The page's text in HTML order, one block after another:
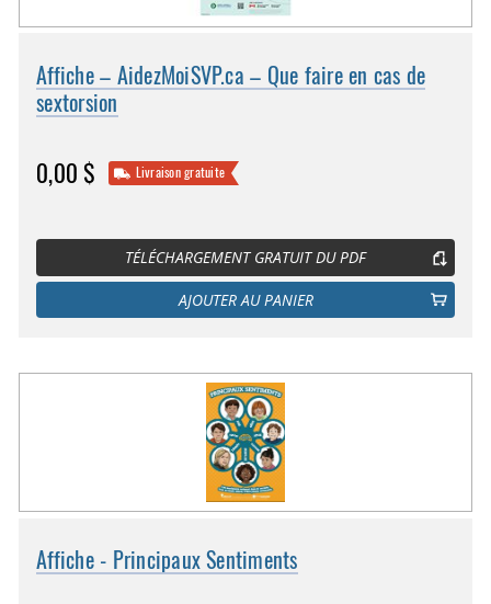
Affiche – AidezMoiSVP.ca – Que faire en cas de
sextorsion
0,00 $ Livraison gratuite
TÉLÉCHARGEMENT GRATUIT DU PDF
AJOUTER AU PANIER
Affiche - Principaux Sentiments